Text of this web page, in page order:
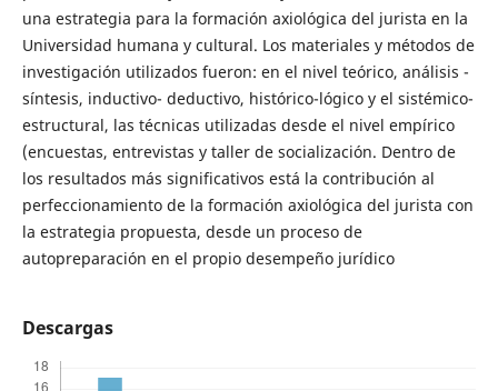
una estrategia para la formación axiológica del jurista en la
Universidad humana y cultural. Los materiales y métodos de
investigación utilizados fueron: en el nivel teórico, análisis -
síntesis, inductivo- deductivo, histórico-lógico y el sistémico-
estructural, las técnicas utilizadas desde el nivel empírico
(encuestas, entrevistas y taller de socialización. Dentro de
los resultados más significativos está la contribución al
perfeccionamiento de la formación axiológica del jurista con
la estrategia propuesta, desde un proceso de
autopreparación en el propio desempeño jurídico
Descargas